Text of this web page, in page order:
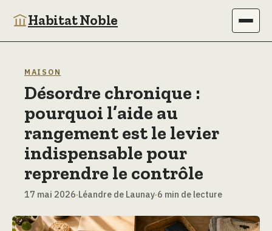
Habitat Noble
Maison
Bricolage
Jardinage
Déco
MAISON
Désordre chronique :
pourquoi l’aide au
rangement est le levier
indispensable pour
reprendre le contrôle
17 mai 2026·Léandre de Launay·6 min de lecture